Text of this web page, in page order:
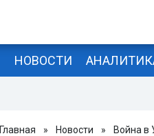
НОВОСТИ
Главная » Новости » Война в